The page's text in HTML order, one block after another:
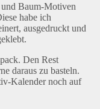
Baum-Motiven
habe ich
ausgedruckt und
Den Rest
daraus zu basteln.
Kalender noch auf